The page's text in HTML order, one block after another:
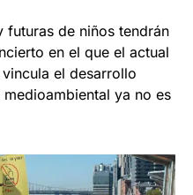
futuras de niños tendrán
en el que el actual
el desarrollo
ya no es